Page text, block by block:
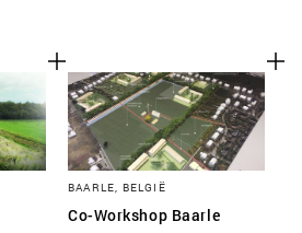
BAARLE, BELGIË
Co-Workshop Baarle